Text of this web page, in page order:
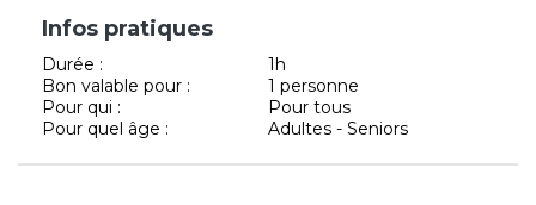
Infos pratiques
Durée :
1h
Bon valable pour :
1 personne
Pour qui :
Pour tous
Pour quel âge :
Adultes - Seniors